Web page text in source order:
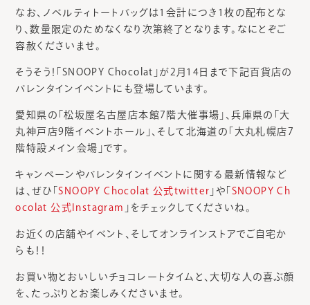
なお、ノベルティトートバッグは1会計につき1枚の配布とな
り、数量限定のためなくなり次第終了となります。なにとぞご
容赦くださいませ。
そうそう！「SNOOPY Chocolat」が2月14日まで下記百貨店の
バレンタインイベントにも登場しています。
愛知県の「松坂屋名古屋店本館7階大催事場」、兵庫県の「大
丸神戸店9階イベントホール」、そして北海道の「大丸札幌店7
階特設メイン会場」です。
キャンペーンやバレンタインイベントに関する最新情報など
は、ぜひ「 SNOOPY Chocolat 公式twitter 」や「 SNOOPY Ch
ocolat 公式Instagram 」をチェックしてくださいね。
お近くの店舗やイベント、そしてオンラインストアでご自宅か
らも！！
お買い物とおいしいチョコレートタイムと、大切な人の喜ぶ顔
を、たっぷりとお楽しみくださいませ。